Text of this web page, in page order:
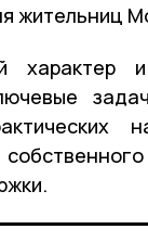
жительниц
характер